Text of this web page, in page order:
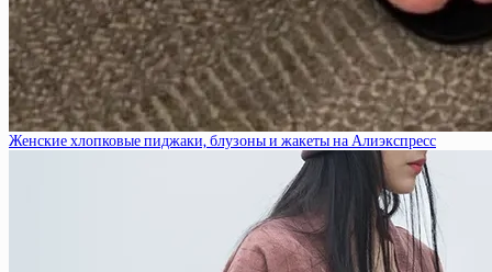
Женские хлопковые пиджаки, блузоны и жакеты на Алиэкспресс